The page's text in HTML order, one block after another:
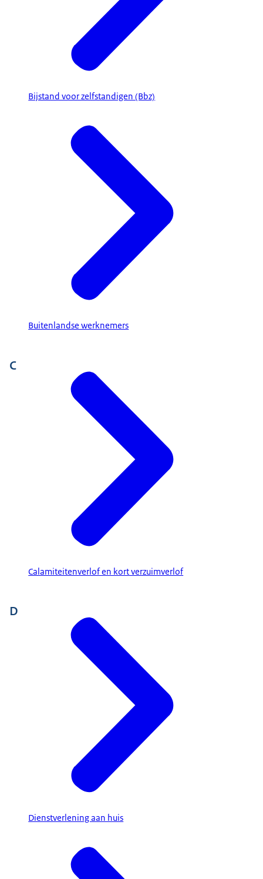
Bijstand voor zelfstandigen (Bbz)
Buitenlandse werknemers
C
Calamiteitenverlof en kort verzuimverlof
D
Dienstverlening aan huis